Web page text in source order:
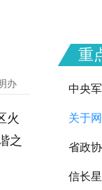
办
火
之
重
中央
向全
关于
省政
信长